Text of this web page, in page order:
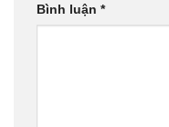
Bình luận *